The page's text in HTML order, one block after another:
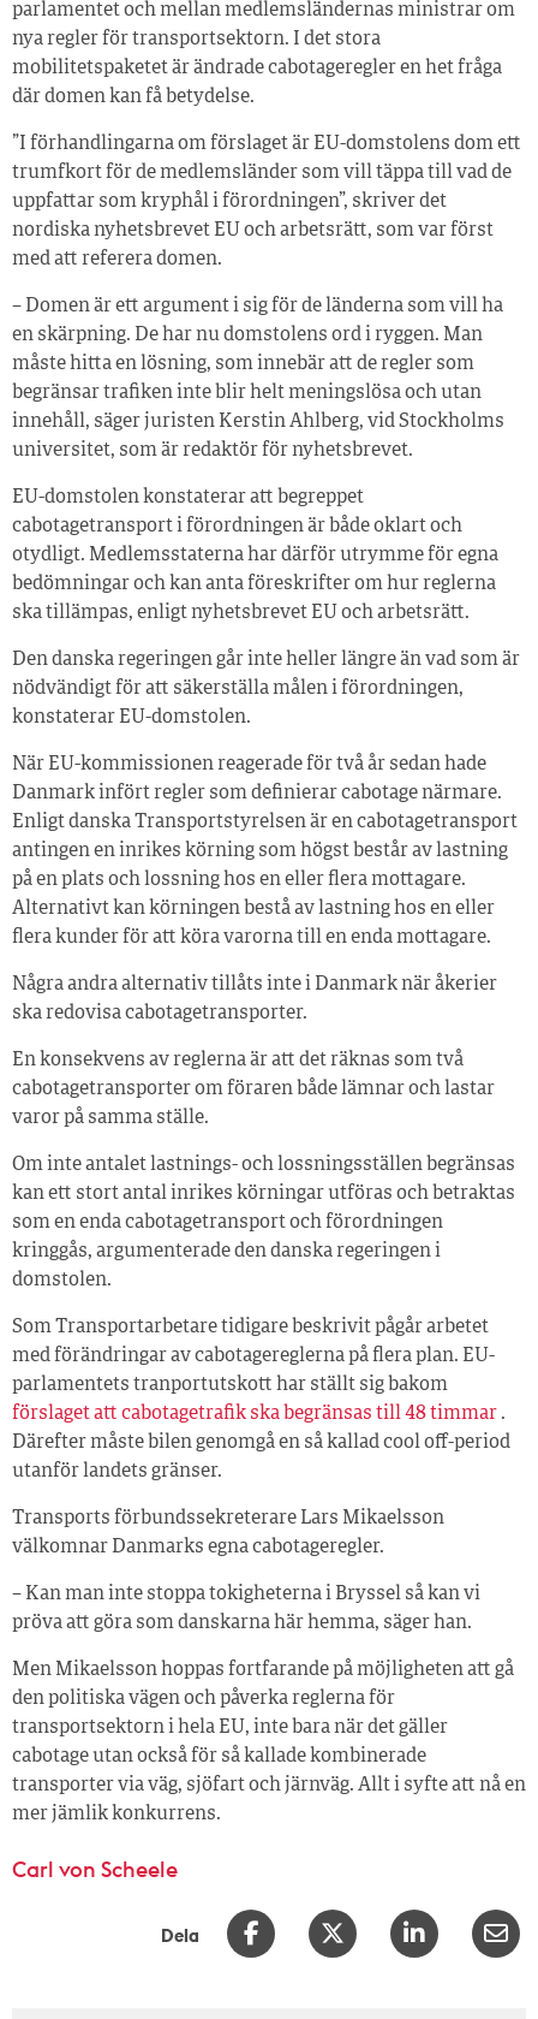
parlamentet och mellan medlemsländernas ministrar om
nya regler för transportsektorn. I det stora
mobilitetspaketet är ändrade cabotageregler en het fråga
där domen kan få betydelse.
”I förhandlingarna om förslaget är EU-domstolens dom ett
trumfkort för de medlemsländer som vill täppa till vad de
uppfattar som kryphål i förordningen”, skriver det
nordiska nyhetsbrevet EU och arbetsrätt, som var först
med att referera domen.
– Domen är ett argument i sig för de länderna som vill ha
en skärpning. De har nu domstolens ord i ryggen. Man
måste hitta en lösning, som innebär att de regler som
begränsar trafiken inte blir helt meningslösa och utan
innehåll, säger juristen Kerstin Ahlberg, vid Stockholms
universitet, som är redaktör för nyhetsbrevet.
EU-domstolen konstaterar att begreppet
cabotagetransport i förordningen är både oklart och
otydligt. Medlemsstaterna har därför utrymme för egna
bedömningar och kan anta föreskrifter om hur reglerna
ska tillämpas, enligt nyhetsbrevet EU och arbetsrätt.
Den danska regeringen går inte heller längre än vad som är
nödvändigt för att säkerställa målen i förordningen,
konstaterar EU-domstolen.
När EU-kommissionen reagerade för två år sedan hade
Danmark infört regler som definierar cabotage närmare.
Enligt danska Transportstyrelsen är en cabotagetransport
antingen en inrikes körning som högst består av lastning
på en plats och lossning hos en eller flera mottagare.
Alternativt kan körningen bestå av lastning hos en eller
flera kunder för att köra varorna till en enda mottagare.
Några andra alternativ tillåts inte i Danmark när åkerier
ska redovisa cabotagetransporter.
En konsekvens av reglerna är att det räknas som två
cabotagetransporter om föraren både lämnar och lastar
varor på samma ställe.
Om inte antalet lastnings- och lossningsställen begränsas
kan ett stort antal inrikes körningar utföras och betraktas
som en enda cabotagetransport och förordningen
kringgås, argumenterade den danska regeringen i
domstolen.
Som Transportarbetare tidigare beskrivit pågår arbetet
med förändringar av cabotagereglerna på flera plan. EU-
parlamentets tranportutskott har ställt sig bakom
förslaget att cabotagetrafik ska begränsas till 48 timmar .
Därefter måste bilen genomgå en så kallad cool off-period
utanför landets gränser.
Transports förbundssekreterare Lars Mikaelsson
välkomnar Danmarks egna cabotageregler.
– Kan man inte stoppa tokigheterna i Bryssel så kan vi
pröva att göra som danskarna här hemma, säger han.
Men Mikaelsson hoppas fortfarande på möjligheten att gå
den politiska vägen och påverka reglerna för
transportsektorn i hela EU, inte bara när det gäller
cabotage utan också för så kallade kombinerade
transporter via väg, sjöfart och järnväg. Allt i syfte att nå en
mer jämlik konkurrens.
Carl von Scheele
Dela